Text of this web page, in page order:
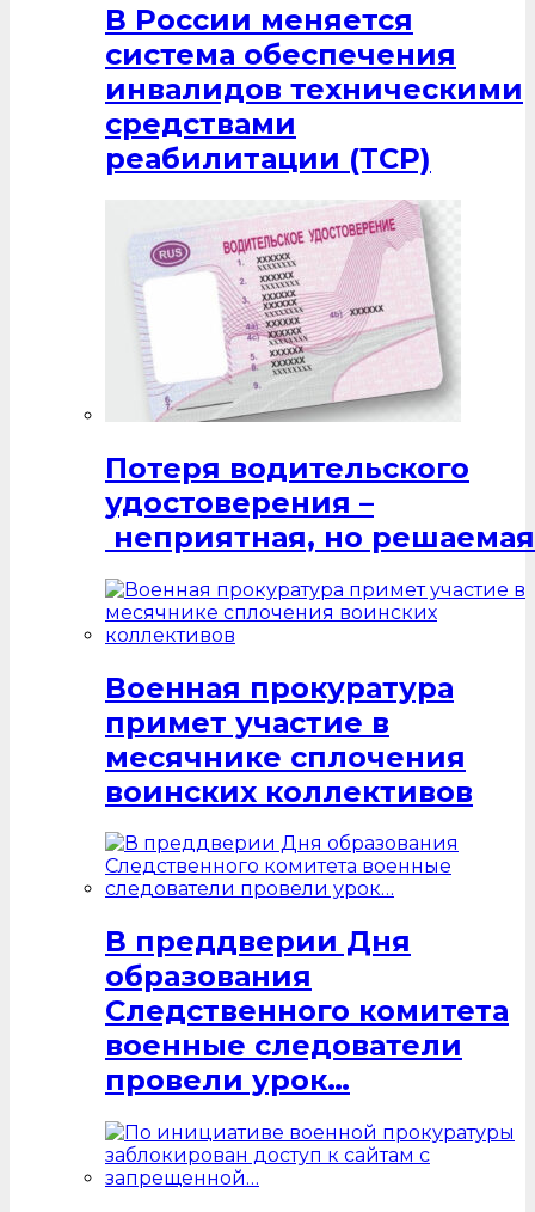
В России меняется
система обеспечения
инвалидов техническими
средствами
реабилитации (ТСР)
Потеря водительского
удостоверения –
неприятная, но
Военная прокуратура
примет участие в
месячнике сплочения
воинских коллективов
В преддверии Дня
образования
Следственного комитета
военные следователи
провели урок…